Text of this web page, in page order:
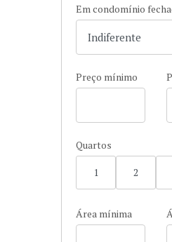
Em condomínio
Preço mínimo
Quartos
1 2
Área mínima